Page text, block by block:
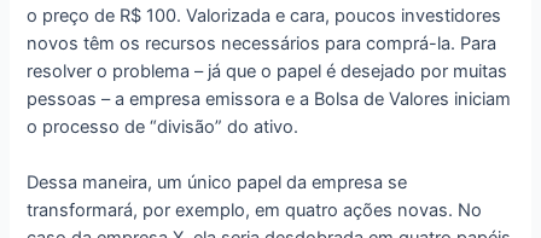
o preço de R$ 100. Valorizada e cara, poucos investidores
novos têm os recursos necessários para comprá-la. Para
resolver o problema – já que o papel é desejado por muitas
pessoas – a empresa emissora e a Bolsa de Valores iniciam
o processo de “divisão” do ativo.
Dessa maneira, um único papel da empresa se
transformará, por exemplo, em quatro ações novas. No